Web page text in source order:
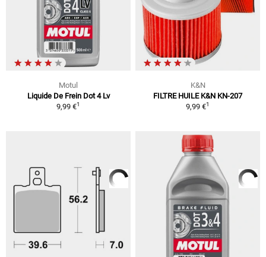
Motul
Liquide De Frein Dot 4 Lv
9,99 €1
K&N
FILTRE HUILE K&N KN-207
9,99 €1